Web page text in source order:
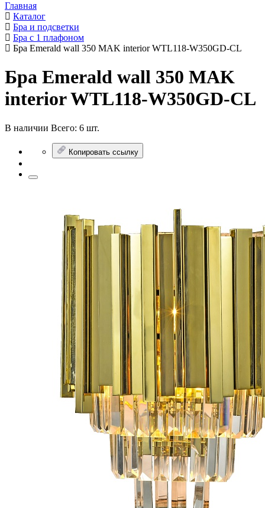
Главная
Каталог
Бра и подсветки
Бра с 1 плафоном
Бра Emerald wall 350 MAK interior WTL118-W350GD-CL
Бра Emerald wall 350 MAK
interior WTL118-W350GD-CL
В наличии Всего: 6 шт.
Копировать ссылку